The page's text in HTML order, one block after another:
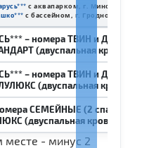
с аквапарком, г. Минск
с бассейном, г. Гродно
– номера ТВИН и ДАБЛ
(двуспальная кровать
– номера ТВИН и ДАБЛ
(двуспальная кровать
СЕМЕЙНЫЕ (2 спальни ,
(двуспальная кровать и
месте - минус 2